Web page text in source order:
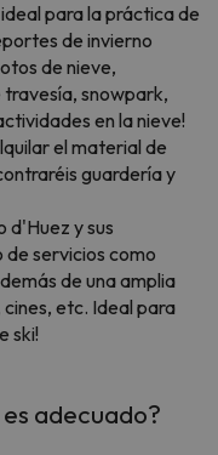
para la práctica de
de invierno
de nieve,
travesía, snowpark,
en la nieve!
el material de
guardería y
d'Huez y sus
servicios como
de una amplia
etc. Ideal para
ski!
adecuado?